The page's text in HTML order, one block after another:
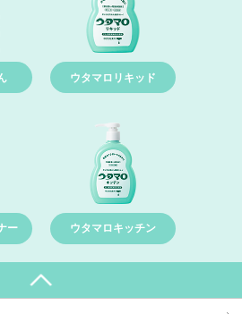
ウタマロリキッド
ー ウタマロキッチン